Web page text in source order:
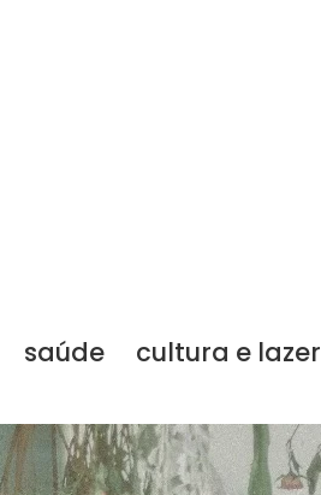
saúde cultura e lazer